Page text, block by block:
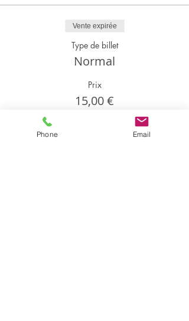
Vente expirée
Type de billet
Normal
Prix
15,00 €
Phone Email